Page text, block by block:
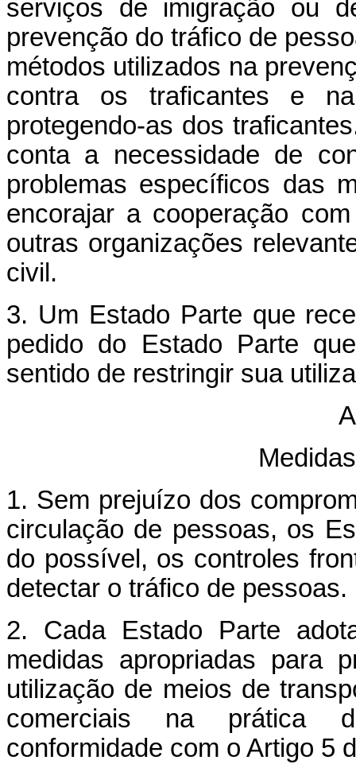
serviços de imigração ou
prevenção do tráfico de
métodos utilizados na
contra os traficantes e
protegendo-as dos
conta a necessidade de
problemas específicos das
encorajar a cooperação
outras organizações
civil.
3. Um Estado Parte que
pedido do Estado Parte
sentido de restringir sua
1. Sem prejuízo dos
circulação de pessoas, os
do possível, os controles
detectar o tráfico de pessoas.
2. Cada Estado Parte
medidas apropriadas para
utilização de meios de
comerciais na prática
conformidade com o Artigo 5